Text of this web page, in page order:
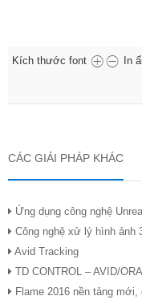
Kích thước font In
CÁC GIẢI PHÁP KHÁC
Ứng dụng công nghệ
Công nghệ xử lý hình ảnh
Avid Tracking
TD CONTROL – AVID/
Flame 2016 nền tảng mới,